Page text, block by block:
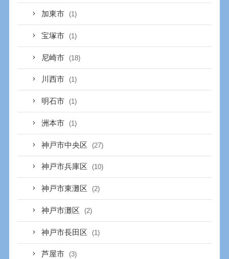
加東市 (1)
宝塚市 (1)
尼崎市 (18)
川西市 (1)
明石市 (1)
洲本市 (1)
神戸市中央区 (27)
神戸市兵庫区 (10)
神戸市東灘区 (2)
神戸市灘区 (2)
神戸市長田区 (1)
芦屋市 (3)